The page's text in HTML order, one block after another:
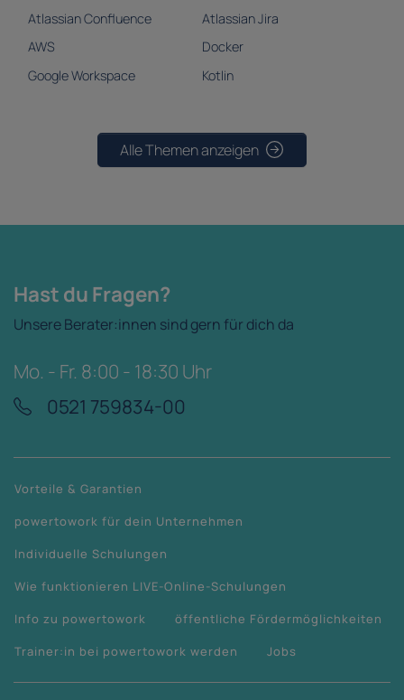
Atlassian Confluence
Atlassian Jira
AWS
Docker
Google Workspace
Kotlin
Alle Themen anzeigen
Hast du Fragen?
Unsere Berater:innen sind gern für dich da
Mo. - Fr. 8:00 - 18:30 Uhr
0521 759834-00
Vorteile & Garantien
powertowork für dein Unternehmen
Individuelle Schulungen
Wie funktionieren LIVE-Online-Schulungen
Info zu powertowork
öffentliche Fördermöglichkeiten
Trainer:in bei powertowork werden
Jobs